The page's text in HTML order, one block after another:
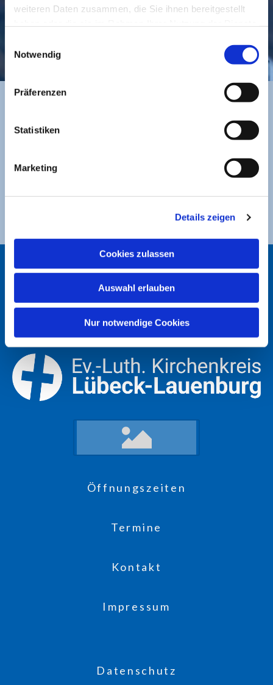
weiteren Daten zusammen, die Sie ihnen bereitgestellt
Notwendig
Präferenzen
Statistiken
Marketing
Details zeigen
Cookies zulassen
Auswahl erlauben
Nur notwendige Cookies
BANKVERBINDUNG
Ev. Luth. Kirchengemeinde St. Jakobi
DE49 2305 0101 0001 0053 21
ST. JAKOBI LÜBECK
Öffnungszeiten
Termine
Kontakt
Impressum
Datenschutz